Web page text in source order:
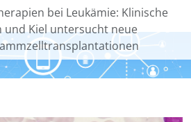
bei Leukämie: Klinische
und Kiel untersucht neue